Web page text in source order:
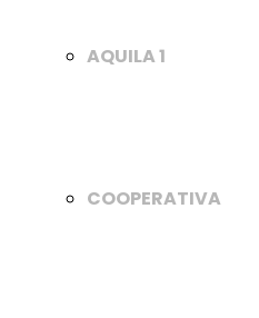
AQUILA 1
COOPERATIVA